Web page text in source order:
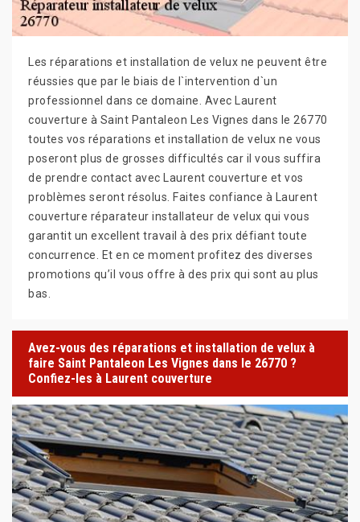
Les réparations et installation de velux ne peuvent être
réussies que par le biais de l`intervention d`un
professionnel dans ce domaine. Avec Laurent
couverture à Saint Pantaleon Les Vignes dans le 26770
toutes vos réparations et installation de velux ne vous
poseront plus de grosses difficultés car il vous suffira
de prendre contact avec Laurent couverture et vos
problèmes seront résolus. Faites confiance à Laurent
couverture réparateur installateur de velux qui vous
garantit un excellent travail à des prix défiant toute
concurrence. Et en ce moment profitez des diverses
promotions qu’il vous offre à des prix qui sont au plus
bas.
Avez-vous des réparations et installation de velux à
faire Saint Pantaleon Les Vignes dans le 26770 ?
Confiez-les à Laurent couverture